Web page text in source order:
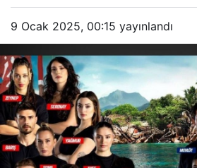
9 Ocak 2025, 00:15 yayınlandı